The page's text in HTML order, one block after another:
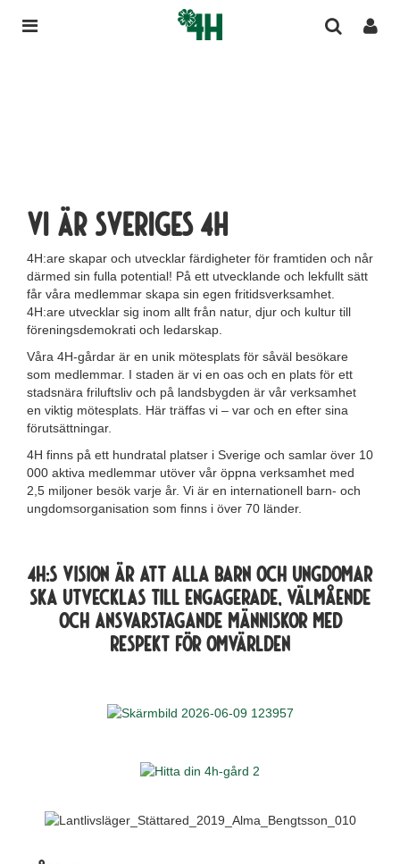
Vi är Sveriges 4H
4H:are skapar och utvecklar färdigheter för framtiden och når
därmed sin fulla potential! På ett utvecklande och lekfullt sätt
får våra medlemmar skapa sin egen fritidsverksamhet.
4H:are utvecklar sig inom allt från natur, djur och kultur till
föreningsdemokrati och ledarskap.
Våra 4H-gårdar är en unik mötesplats för såväl besökare
som medlemmar. I staden är vi en oas och en plats för ett
stadsnära friluftsliv och på landsbygden är vår verksamhet
en viktig mötesplats. Här träffas vi – var och en efter sina
förutsättningar.
4H finns på ett hundratal platser i Sverige och samlar över 10
000 aktiva medlemmar utöver vår öppna verksamhet med
2,5 miljoner besök varje år. Vi är en internationell barn- och
ungdomsorganisation som finns i över 70 länder.
4H:s vision är att alla barn och ungdomar
ska utvecklas till engagerade, välmående
och ansvarstagande människor med
respekt för omvärlden